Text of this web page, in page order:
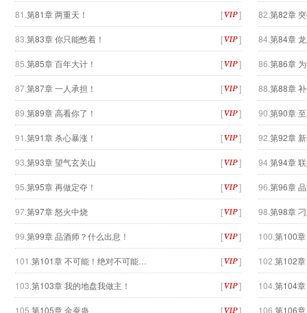
81. 第81章 两重天！ [ ] 82. 第82章
83. 第83章 你只能憋着！ [ ] 84. 第84章
85. 第85章 百年大计！ [ ] 86. 第86章
87.第87章 一人承担！ [ ] 88. 第88章
89. 第89章 高看你了！ [ ] 90. 第90章
91. 第91章 杀心暴涨！ [ ] 92. 第92章
93. 第93章 望气玄关山 [ ] 94. 第94章
95. 第95章 再做定夺！ [ ] 96. 第96章
97.第97章 怒火中烧 [ ] 98. 第98章
99. 第99章 品酒师？什么出息！ [ ] 100. 第100
101. 第101章 不可能！绝对不可能… [ ] 102. 第102
103. 第103章 我的地盘我做主！ [ ] 104. 第104
105. 第105章 金蚕蛊 [ ] 106. 第106